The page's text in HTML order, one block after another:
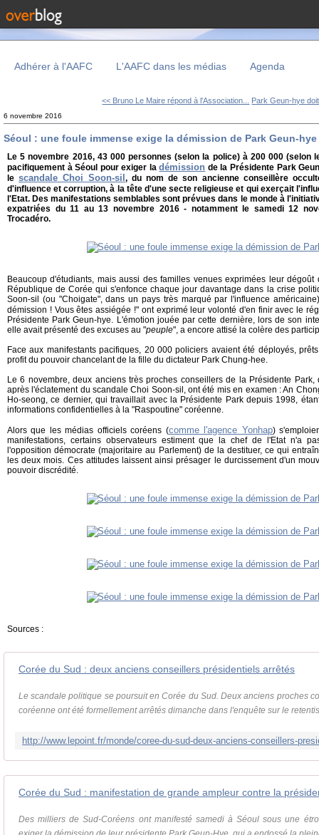
Adhérer à l'AAFC L'AAFC dans les médias Agenda
<< Bruno Le Maire répond à l'Association... Park Geun-hye
6 novembre 2016
Séoul : une foule immense exige la démission de Park Geun-hye
Le 5 novembre 2016, 43 000 personnes (selon la police) à 200 000 (selon
pacifiquement à Séoul pour exiger ladémission de la Présidente Park
lescandale Choi Soon-sil, du nom de son ancienne conseillère
d'influence et corruption, à la tête d'une secte religieuse et qui exerçait
l'Etat. Des manifestations semblables sont prévues dans le monde à
expatriées du 11 au 13 novembre 2016 - notamment le samedi 12
Trocadéro.
Beaucoup d'étudiants, mais aussi des familles venues exprimées leur
République de Corée qui s'enfonce chaque jour davantage dans la crise
Soon-sil (ou "Choigate", dans un pays très marqué par l'influence
démission ! Vous êtes assiégée !" ont exprimé leur volonté d'en finir avec le
Présidente Park Geun-hye. L'émotion jouée par cette dernière, lors de son
elle avait présenté des excuses au "peuple", a encore attisé la colère des
Face aux manifestants pacifiques, 20 000 policiers avaient été déployés,
profit du pouvoir chancelant de la fille du dictateur Park Chung-hee.
Le 6 novembre, deux anciens très proches conseillers de la Présidente
après l'éclatement du scandale Choi Soon-sil, ont été mis en examen : An
Ho-seong, ce dernier, qui travaillait avec la Présidente Park depuis 1998,
informations confidentielles à la "Raspoutine" coréenne.
Alors que les médias officiels coréens (comme l'agence Yonhap)
manifestations, certains observateurs estiment que la chef de l'Etat n'a
l'opposition démocrate (majoritaire au Parlement) de la destituer, ce qui
les deux mois. Ces attitudes laissent ainsi présager le durcissement d'un
pouvoir discrédité.
Sources :
Corée du Sud : deux anciens conseillers présidentiels arrêtés
Le scandale politique se poursuit en Corée du Sud. Deux anciens proches
coréenne ont été formellement arrêtés dimanche dans l'enquête sur le
Corée du Sud : manifestation de grande ampleur contre la
Des milliers de Sud-Coréens ont manifesté samedi à Séoul sous une